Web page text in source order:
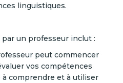
linguistiques.
un professeur inclut :
peut commencer
vos compétences
comprendre et à utiliser